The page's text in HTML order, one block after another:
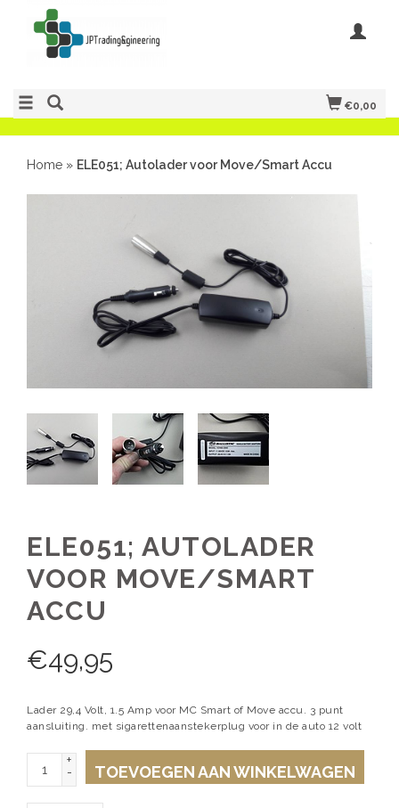
€0,00
Home » ELE051; Autolader voor Move/Smart Accu
ELE051; AUTOLADER
VOOR MOVE/SMART
ACCU
€49,95
Lader 29,4 Volt, 1.5 Amp voor MC Smart of Move accu. 3 punt
aansluiting. met sigarettenaanstekerplug voor in de auto 12 volt
+
-
TOEVOEGEN AAN WINKELWAGEN